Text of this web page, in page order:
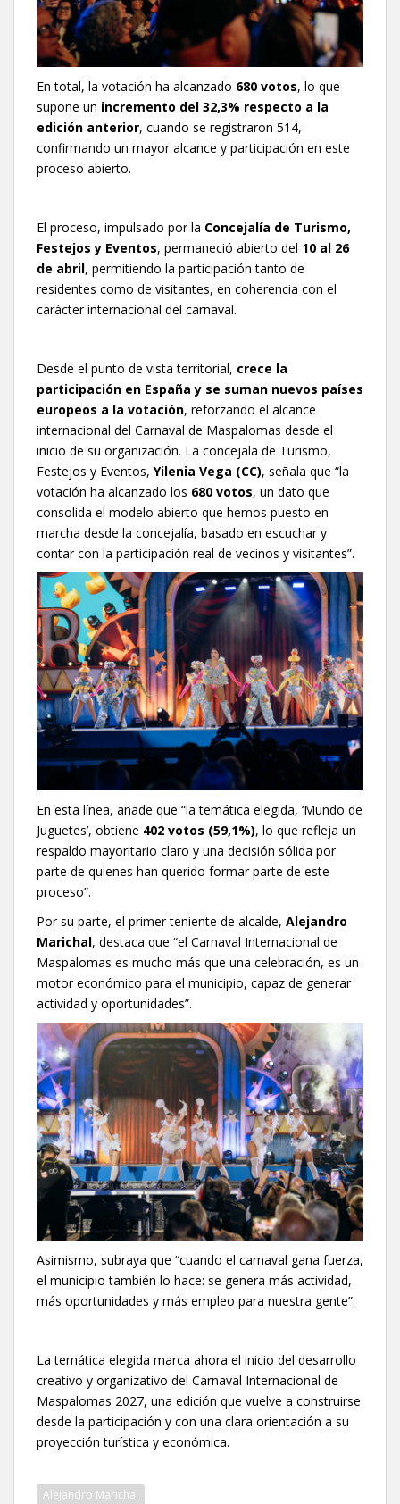
En total, la votación ha alcanzado 680 votos, lo que
supone un incremento del 32,3% respecto a la
edición anterior, cuando se registraron 514,
confirmando un mayor alcance y participación en este
proceso abierto.
El proceso, impulsado por la Concejalía de Turismo,
Festejos y Eventos, permaneció abierto del 10 al 26
de abril, permitiendo la participación tanto de
residentes como de visitantes, en coherencia con el
carácter internacional del carnaval.
Desde el punto de vista territorial, crece la
participación en España y se suman nuevos países
europeos a la votación, reforzando el alcance
internacional del Carnaval de Maspalomas desde el
inicio de su organización. La concejala de Turismo,
Festejos y Eventos, Yilenia Vega (CC), señala que “la
votación ha alcanzado los 680 votos, un dato que
consolida el modelo abierto que hemos puesto en
marcha desde la concejalía, basado en escuchar y
contar con la participación real de vecinos y visitantes”.
En esta línea, añade que “la temática elegida, ‘Mundo de
Juguetes’, obtiene 402 votos (59,1%), lo que refleja un
respaldo mayoritario claro y una decisión sólida por
parte de quienes han querido formar parte de este
proceso”.
Por su parte, el primer teniente de alcalde, Alejandro
Marichal, destaca que “el Carnaval Internacional de
Maspalomas es mucho más que una celebración, es un
motor económico para el municipio, capaz de generar
actividad y oportunidades”.
Asimismo, subraya que “cuando el carnaval gana fuerza,
el municipio también lo hace: se genera más actividad,
más oportunidades y más empleo para nuestra gente”.
La temática elegida marca ahora el inicio del desarrollo
creativo y organizativo del Carnaval Internacional de
Maspalomas 2027, una edición que vuelve a construirse
desde la participación y con una clara orientación a su
proyección turística y económica.
Alejandro Marichal